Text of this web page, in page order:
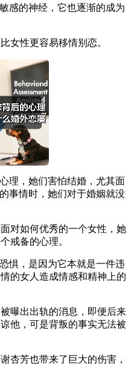
感的神经，它也逐渐的成为
女性更容易移情别恋。
理，她们害怕结婚，尤其面
事情时，她们对于婚姻就没
对如何优秀的一个女性，她
戒备的心理。
惧，是因为它本就是一件违
的女人造成情感和精神上的
曝出出轨的消息，即便后来
他，可是背叛的事实无法被
杏芳也带来了巨大的伤害，